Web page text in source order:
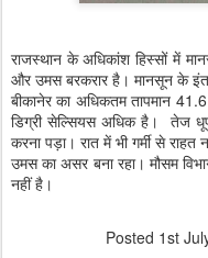
राजस्थान के अधिकांश हिस्सों में
और उमस बरकरार है। मानसून के
बीकानेर का अधिकतम तापमान
डिग्री सेल्सियस अधिक है। तेज धूप
करना पड़ा। रात में भी गर्मी से
उमस का असर बना रहा। मौसम
नहीं है।
Posted 1st